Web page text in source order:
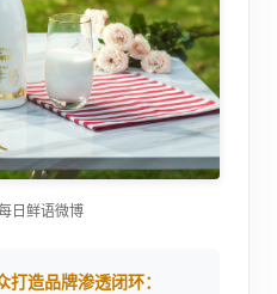
日鲜语微博
造品牌渗透闭环：